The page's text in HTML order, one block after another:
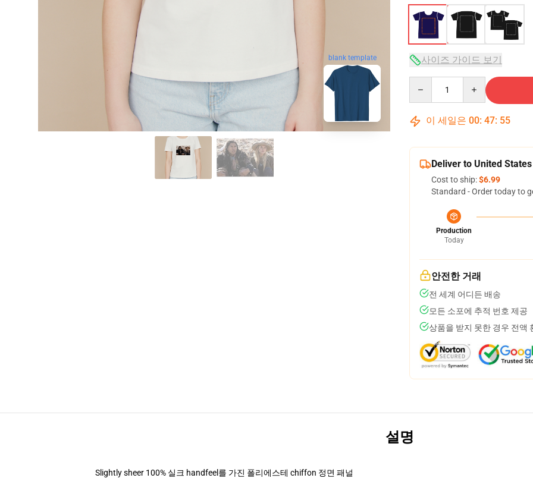
blank template 사이즈 가이드 보기
이 세일은 00: 47: 54
Deliver to United States
Cost to ship:$6.99
Standard - Order today to
Production
Today
안전한 거래
전 세계 어디든 배송
모든 소포에 추적 번호 제공
상품을 받지 못한 경우 전액
설명
Slightly sheer 100% 실크 handfeel를 가진 폴리에스테 chiffon 정면 패널